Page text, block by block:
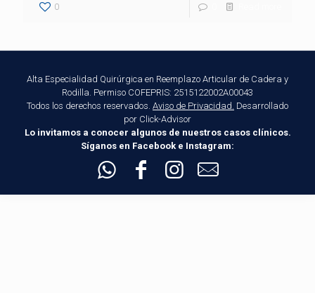
0
Alta Especialidad Quirúrgica en Reemplazo Articular de Cadera y
Rodilla. Permiso COFEPRIS: 2515122002A00043
Todos los derechos reservados. Aviso de Privacidad. Desarrollado
por Click-Advisor
Lo invitamos a conocer algunos de nuestros casos clínicos.
Síganos en Facebook e Instagram: